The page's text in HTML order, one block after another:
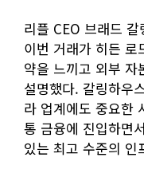
리플 CEO 브래드
이번 거래가 히든 로
약을 느끼고 외부 자
설명했다. 갈링하우
라 업계에도 중요한
통 금융에 진입하면
있는 최고 수준의 인